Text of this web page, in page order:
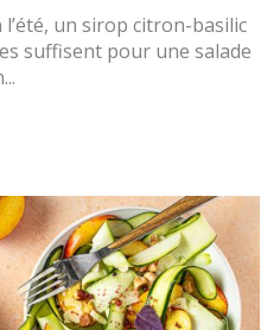
un sirop citron-basilic
suffisent pour une salade